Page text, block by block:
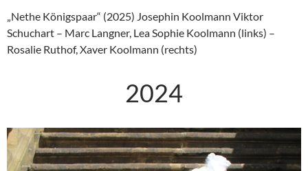
„Nethe Königspaar“ (2025) Josephin Koolmann Viktor
Schuchart – Marc Langner, Lea Sophie Koolmann (links) –
Rosalie Ruthof, Xaver Koolmann (rechts)
2024